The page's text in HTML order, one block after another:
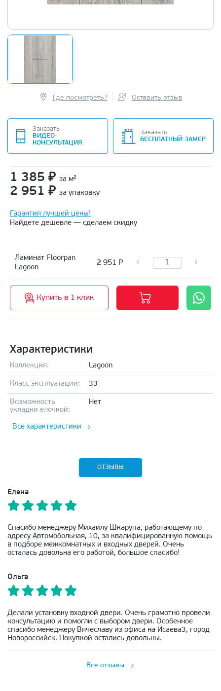
Где посмотреть? Оставить отзыв
Заказать
ВИДЕО-
КОНСУЛЬТАЦИЯ
Заказать
БЕСПЛАТНЫЙ ЗАМЕР
1 385 ₽ за м²
2 951 ₽ за упаковку
Гарантия лучшей цены!
Найдете дешевле — сделаем скидку
Ламинат Floorpan
Lagoon
2 951 Р
Купить в 1 клик
Характеристики
Коллекция: Lagoon
Класс эксплуатации: 33
Возможность
укладки елочкой:
Нет
Все характеристики
ОТЗЫВЫ
Елена
Спасибо менеджеру Михаилу Шкарупа, работающему по
адресу Автомобольная, 10, за квалифицированную помощь
в подборе межкомнатных и входных дверей. Очень
осталась довольна его работой, большое спасибо!
Ольга
Делали установку входной двери. Очень грамотно провели
консультацию и помогли с выбором двери. Особенное
спасибо менеджеру Вячеславу из офиса на Исаева3, город
Новороссийск. Покупкой остались довольны.
Все отзывы